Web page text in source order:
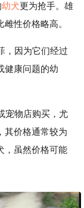
幼犬更为抢手。雄
性价格略高。
，因为它们经过
健康问题的幼
宠物店购买，尤
其价格通常较为
，虽然价格可能